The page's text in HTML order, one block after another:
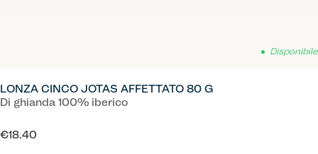
LONZA CINCO JOTAS AFFETTATO 80 G
Di ghianda 100% iberico
€18.40
Disponibile